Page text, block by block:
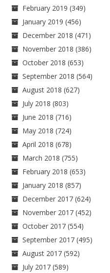
February 2019 (349)
January 2019 (456)
December 2018 (471)
November 2018 (386)
October 2018 (653)
September 2018 (564)
August 2018 (627)
July 2018 (803)
June 2018 (716)
May 2018 (724)
April 2018 (678)
March 2018 (755)
February 2018 (653)
January 2018 (857)
December 2017 (624)
November 2017 (452)
October 2017 (554)
September 2017 (495)
August 2017 (592)
July 2017 (589)